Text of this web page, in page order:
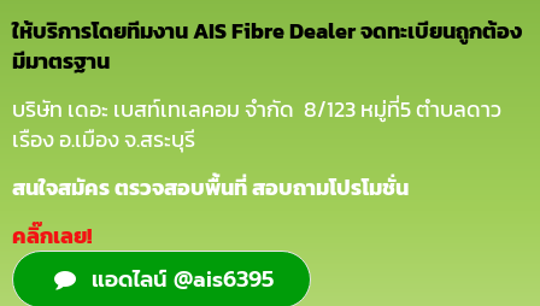
ให้บริการโดยทีมงาน AIS Fibre Dealer จดทะเบียนถูกต้อง
มีมาตรฐาน
บริษัท เดอะ เบสท์เทเลคอม จำกัด 8/123 หมู่ที่5 ตำบลดาว
เรือง อ.เมือง จ.สระบุรี
สนใจสมัคร ตรวจสอบพื้นที่ สอบถามโปรโมชั่น
คลิ๊กเลย!
แอดไลน์ @ais6395